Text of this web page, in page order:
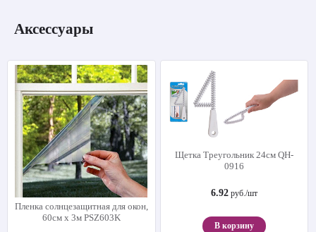
Аксессуары
Пленка солнцезащитная для окон,
60см х 3м PSZ603K
Щетка Треугольник 24см QH-
0916
6.92руб./шт
В корзину